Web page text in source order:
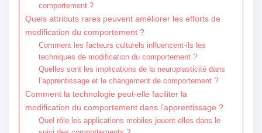
comportement ?
Quels attributs rares peuvent améliorer les efforts de
modification du comportement ?
Comment les facteurs culturels influencent-ils les
techniques de modification du comportement ?
Quelles sont les implications de la neuroplasticité dans
l’apprentissage et le changement de comportement ?
Comment la technologie peut-elle faciliter la
modification du comportement dans l’apprentissage ?
Quel rôle les applications mobiles jouent-elles dans le